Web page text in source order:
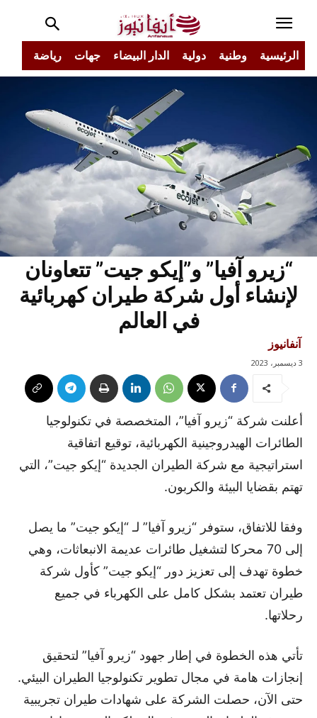
الرئيسية وطنية دولية الدار البيضاء جهات رياضة
“زيرو آفيا” و”إيكو جيت” تتعاونان
لإنشاء أول شركة طيران كهربائية
في العالم
آنفانيوز
3 ديسمبر، 2023
أعلنت شركة “زيرو آفيا”، المتخصصة في تكنولوجيا
الطائرات الهيدروجينية الكهربائية، توقيع اتفاقية
استراتيجية مع شركة الطيران الجديدة “إيكو جيت”، التي
تهتم بقضايا البيئة والكربون.
وفقا للاتفاق، ستوفر “زيرو آفيا” لـ “إيكو جيت” ما يصل
إلى 70 محركا لتشغيل طائرات عديمة الانبعاثات، وهي
خطوة تهدف إلى تعزيز دور “إيكو جيت” كأول شركة
طيران تعتمد بشكل كامل على الكهرباء في جميع
رحلاتها.
تأتي هذه الخطوة في إطار جهود “زيرو آفيا” لتحقيق
إنجازات هامة في مجال تطوير تكنولوجيا الطيران البيئي.
حتى الآن، حصلت الشركة على شهادات طيران تجريبية